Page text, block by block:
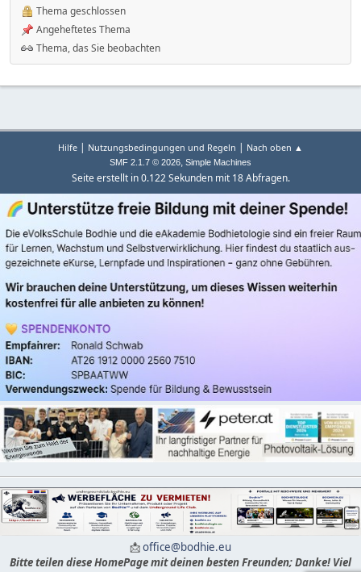
Thema geschlossen
Angeheftetes Thema
Thema, das Sie beobachten
Hilfe | Nutzungsbedingungen und Regeln | Nach oben ▲
SMF 2.1.7 © 2026, Simple Machines
Seite erstellt in 0.122 Sekunden mit 18 Abfragen.
📩office@bodhie.eu
Bitte teilen diese HomePage mit deinen besten Freunden; Danke! Viel